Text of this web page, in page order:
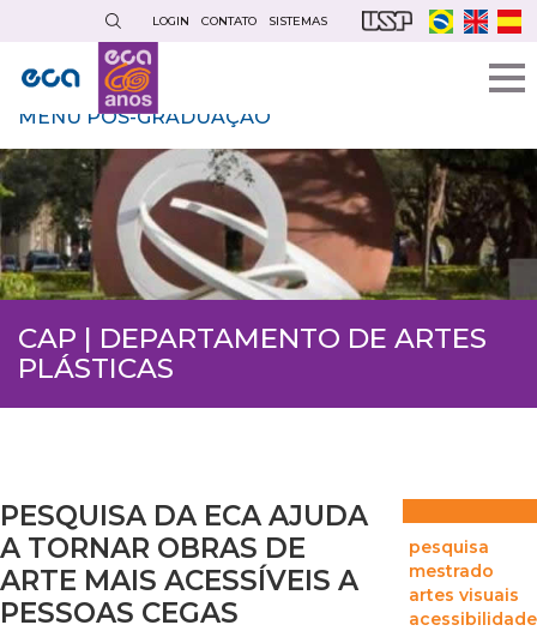
conteúdo
principal
LOGIN CONTATO SISTEMAS
MENU PÓS-GRADUAÇÃO
CAP | DEPARTAMENTO DE ARTES
PLÁSTICAS
PESQUISA DA ECA AJUDA
A TORNAR OBRAS DE
ARTE MAIS ACESSÍVEIS A
PESSOAS CEGAS
pesquisa
mestrado
artes visuais
acessibilidade